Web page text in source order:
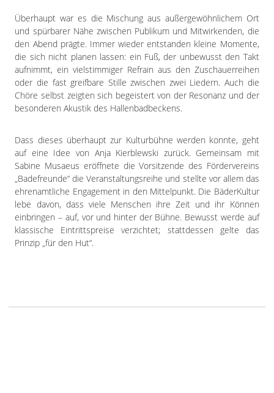
Überhaupt war es die Mischung aus außergewöhnlichem Ort
und spürbarer Nähe zwischen Publikum und Mitwirkenden, die
den Abend prägte. Immer wieder entstanden kleine Momente,
die sich nicht planen lassen: ein Fuß, der unbewusst den Takt
aufnimmt, ein vielstimmiger Refrain aus den Zuschauerreihen
oder die fast greifbare Stille zwischen zwei Liedern. Auch die
Chöre selbst zeigten sich begeistert von der Resonanz und der
besonderen Akustik des Hallenbadbeckens.
Dass dieses überhaupt zur Kulturbühne werden konnte, geht
auf eine Idee von Anja Kierblewski zurück. Gemeinsam mit
Sabine Musaeus eröffnete die Vorsitzende des Fördervereins
„Badefreunde“ die Veranstaltungsreihe und stellte vor allem das
ehrenamtliche Engagement in den Mittelpunkt. Die BäderKultur
lebe davon, dass viele Menschen ihre Zeit und ihr Können
einbringen – auf, vor und hinter der Bühne. Bewusst werde auf
klassische Eintrittspreise verzichtet; stattdessen gelte das
Prinzip „für den Hut“.